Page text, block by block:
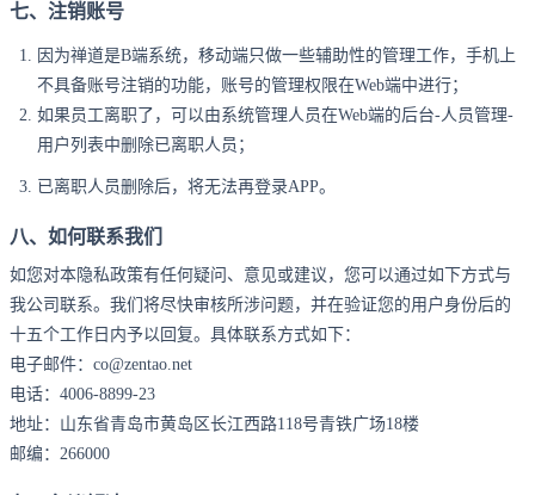
七、注销账号
因为禅道是B端系统，移动端只做一些辅助性的管理工作，手机上
不具备账号注销的功能，账号的管理权限在Web端中进行；
如果员工离职了，可以由系统管理人员在Web端的后台-人员管理-
用户列表中删除已离职人员；
已离职人员删除后，将无法再登录APP。
八、如何联系我们
如您对本隐私政策有任何疑问、意见或建议，您可以通过如下方式与
我公司联系。我们将尽快审核所涉问题，并在验证您的用户身份后的
十五个工作日内予以回复。具体联系方式如下：
电子邮件：co@zentao.net
电话：4006-8899-23
地址： 山东省青岛市黄岛区长江西路118号青铁广场18楼
邮编：266000